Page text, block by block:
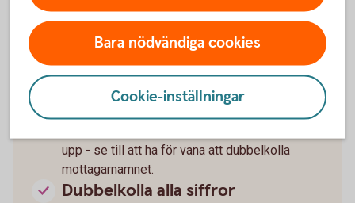
Dubbelkolla alltid
mottagarnamnet
Innan du godkänner en swishbetalning eller vid
upp - se till att ha för vana att dubbelkolla
mottagarnamnet.
Dubbelkolla alla siffror
Bara nödvändiga cookies
Cookie-inställningar